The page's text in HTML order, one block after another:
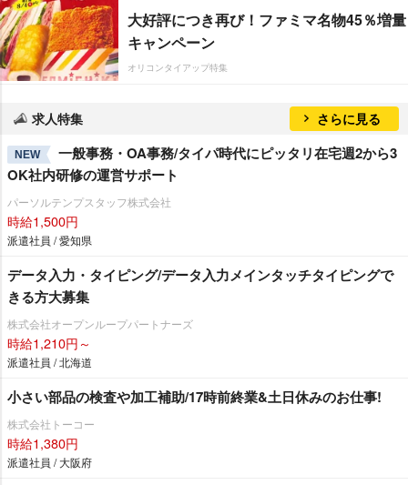
大好評につき再び！ファミマ名物45％増量
キャンペーン
オリコンタイアップ特集
求人特集 さらに見る
NEW
一般事務・OA事務/タイパ時代にピッタリ在宅週2から3
OK社内研修の運営サポート
パーソルテンプスタッフ株式会社
時給1,500円
派遣社員 / 愛知県
データ入力・タイピング/データ入力メインタッチタイピングで
きる方大募集
株式会社オープンループパートナーズ
時給1,210円～
派遣社員 / 北海道
小さい部品の検査や加工補助/17時前終業&土日休みのお仕事!
株式会社トーコー
時給1,380円
派遣社員 / 大阪府